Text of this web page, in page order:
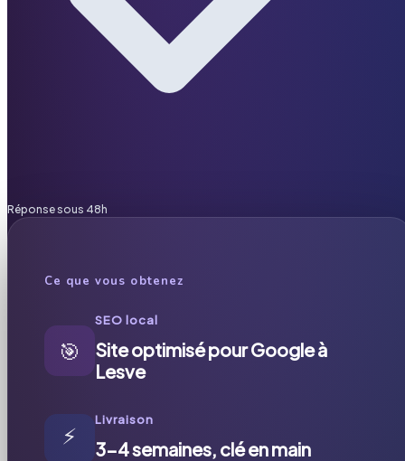
Réponse sous 48h
Ce que vous obtenez
🎯
SEO local
Site optimisé pour Google à
Lesve
⚡
Livraison
3-4 semaines, clé en main